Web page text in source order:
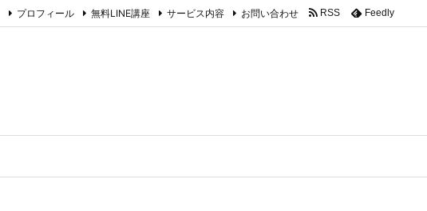
プロフィール 無料LINE講座 サービス内容 お問い合わせ RSS Feedly